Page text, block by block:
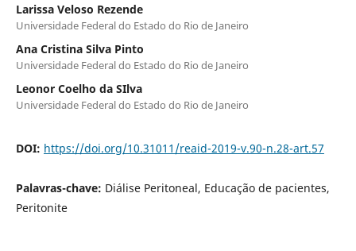
Larissa Veloso Rezende
Universidade Federal do Estado do Rio de Janeiro
Ana Cristina Silva Pinto
Universidade Federal do Estado do Rio de Janeiro
Leonor Coelho da SIlva
Universidade Federal do Estado do Rio de Janeiro
DOI: https://doi.org/10.31011/reaid-2019-v.90-n.28-art.57
Palavras-chave: Diálise Peritoneal, Educação de pacientes,
Peritonite